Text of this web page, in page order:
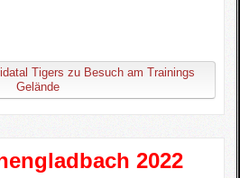
Tigers zu Besuch am Trainings
Gelände
2022